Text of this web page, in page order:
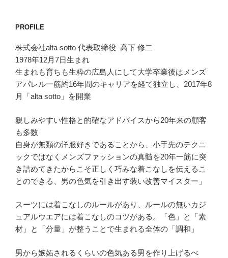
PROFILE
株式会社alta sotto 代表取締役 高下 修二
1978年12月7日生まれ
生まれも育ちも生粋の広島人にして大学卒業後はメンズ
アパレル一筋約16年間のキャリアを経て独立し、2017年8
月「alta sotto」を開業
親しみやすい性格と的確なアドバイスから20年来の顧客
も多数
自身が無類の洋服好きであることから、小手先のテクニ
ックではなくメンズファッションの真髄を20年一筋に突
き詰めてきたからこそ正しく巧みな着こなしを伝えるこ
とのできる、男の色気を引き出す装い改善マイスター」
スーツには着こなしのルールがあり、ルールの無いカジ
ュアルウエアには着こなしのコツがある。「色」と「素
材」と「分量」が整うことで生まれる全体の「調和」
男から嫉妬されるくらいの色気ある男を作り上げるべ